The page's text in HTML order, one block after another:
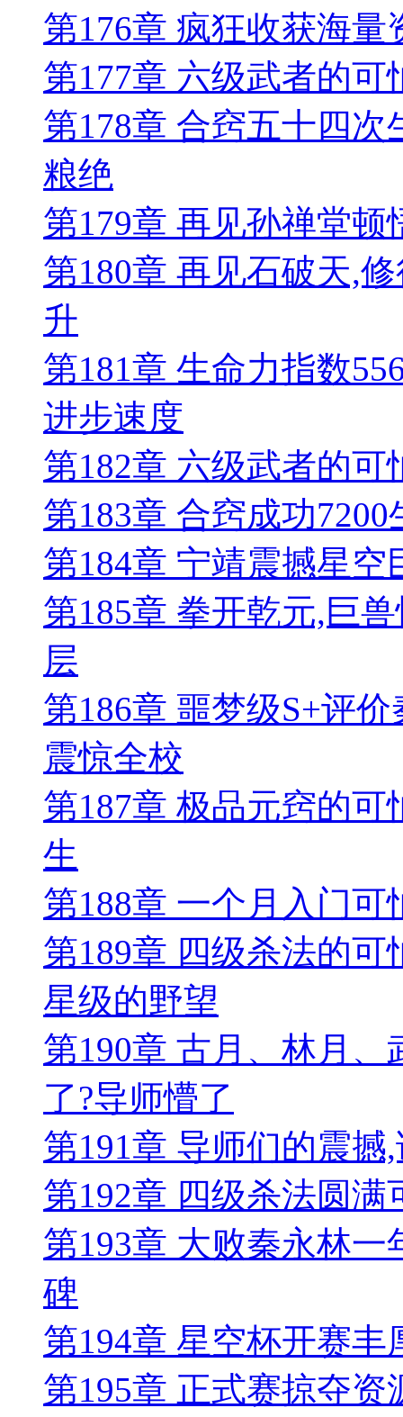
第176章 疯狂收获海
第177章 六级武者的
第178章 合窍五十四次
粮绝
第179章 再见孙禅堂
第180章 再见石破天,
升
第181章 生命力指数
进步速度
第182章 六级武者的
第183章 合窍成功
第184章 宁靖震撼星空
第185章 拳开乾元,巨
层
第186章 噩梦级S+评
震惊全校
第187章 极品元窍的
生
第188章 一个月入门
第189章 四级杀法的
星级的野望
第190章 古月、林月
了?导师懵了
第191章 导师们的震
第192章 四级杀法圆
第193章 大败秦永林
碑
第194章 星空杯开赛
第195章 正式赛掠夺